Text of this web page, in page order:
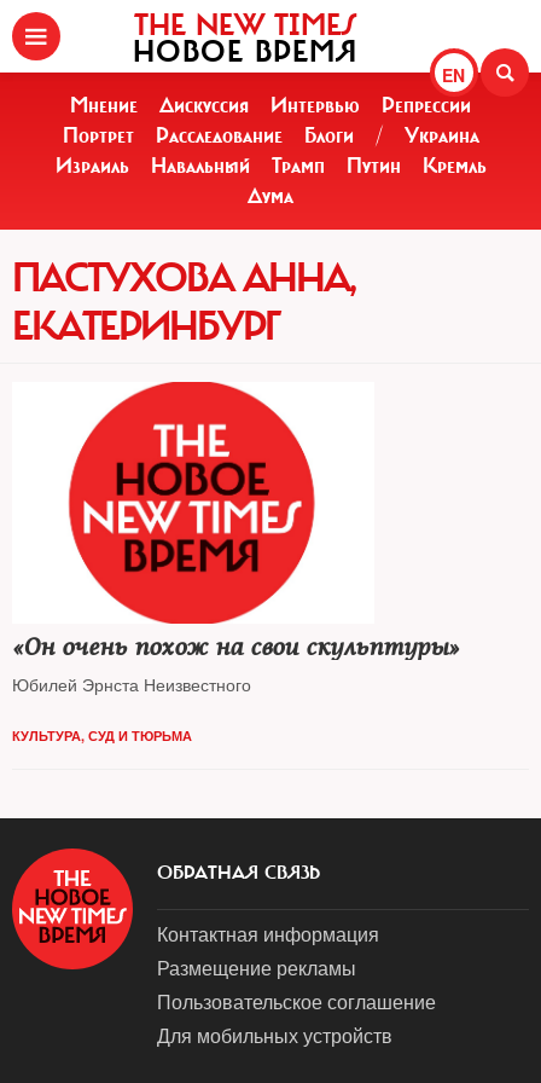
EN
THE NEW TIMES
НОВОЕ ВРЕМЯ
Мнение Дискуссия Интервью
Репрессии
Портрет
Расследование Блоги /
Украина
Израиль
Навальный Трамп Путин
Кремль
Дума
ПАСТУХОВА АННА,
ЕКАТЕРИНБУРГ
«Он очень похож на свои скульптуры»
Юбилей Эрнста Неизвестного
КУЛЬТУРА, СУД И ТЮРЬМА
ОБРАТНАЯ СВЯЗЬ
Контактная информация
Размещение рекламы
Пользовательское соглашение
Для мобильных устройств